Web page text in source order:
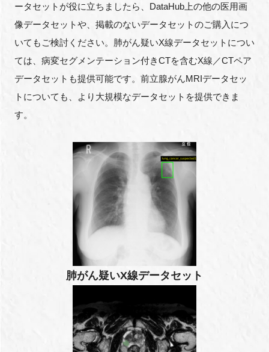
ータセットが役に立ちましたら、DataHub上の他の医用画
像データセットや、掲載のないデータセットのご購入につ
いてもご検討ください。肺がん疑いX線データセットについ
ては、病変セグメンテーション付きCTを含むX線／CTペア
データセットも提供可能です。前立腺がんMRIデータセッ
トについても、より大規模なデータセットを提供できま
す。
肺がん疑いX線データセット